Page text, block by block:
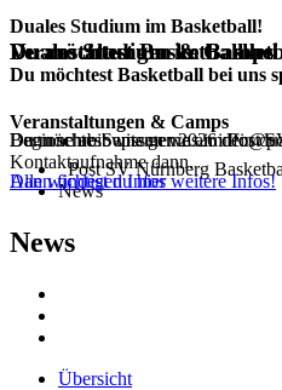
Duales Studium im
Beginne ab Septemer 2026 dein
Alle wichtigen Infos
Du möchtest Basketball bei
Dann schreib uns gerne an
Kontaktaufnahme dann.
Veranstaltungen & Camps
Du möchtest wissen was im Post
Dann findest du hier weitere Infos!
Duales Studium im Basketball!
Du möchtest Basketball bei uns
Veranstaltungen & Camps
Post SV Nürnberg
News
News
Übersicht